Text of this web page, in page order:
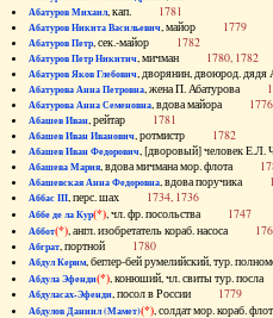
Абатуров Михаил, кап. 1781
Абатуров Никита Васильевич, майор 1779
Абатуров Петр, сек.-майор 1782
Абатуров Петр Никитич, мичман 1780, 1782
Абатуров Яков Глебович, дворянин, двоюрод.
Абатурова Анна Петровна, жена П. Абатурова
Абатурова Анна Семеновна, вдова майора
Абашев Иван, рейтар 1781
Абашев Иван Иванович, ротмистр 1782
Абашев Иван Федорович, [дворовый] человек
Абашева Мария, вдова мичмана мор. флота
Абашевская Анна Федоровна, вдова поручика
Аббас III, перс. шах 1734, 1736
Аббе де ла Кур(*), чл. фр. посольства 1747
Аббот(*), англ. изобретатель кораб. насоса
Абграт, портной 1780
Абдул Керим, беглер-бей румелийский, тур.
Абдула Эфенди(*), конюший, чл. свиты тур.
Абдуласах-Эфенди, посол в России 1779
Абдулов Даниил (Мамет)(*), солдат мор. кораб.